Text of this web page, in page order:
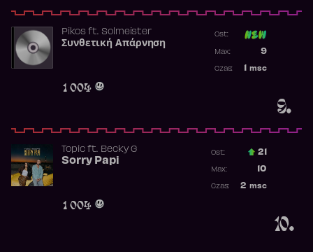
9.
Pikosft. Solmeister
Συνθετική Απάρνηση
1 004
Ost:
9
Max:
msc
Czas:
10.
Topicft. Becky G
Sorry Papi
1 004
Ost.: 21
10
Max:
2 msc
Czas: